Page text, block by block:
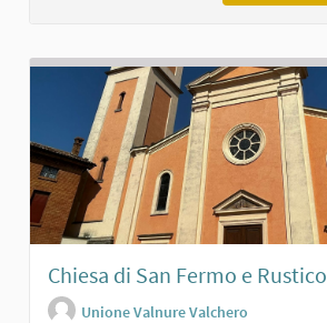
Chiesa di San Fermo e
Unione Valnure Valchero